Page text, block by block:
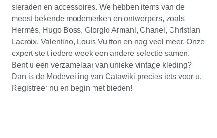
sieraden en accessoires. We hebben items van de
meest bekende modemerken en ontwerpers, zoals
Hermès, Hugo Boss, Giorgio Armani, Chanel, Christian
Lacroix, Valentino, Louis Vuitton en nog veel meer. Onze
expert stelt iedere week een andere selectie samen.
Bent u een verzamelaar van unieke vintage kleding?
Dan is de Modeveiling van Catawiki precies iets voor u.
Registreer nu en begin met bieden!